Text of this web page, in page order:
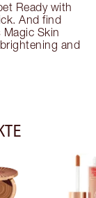
Ready with
And find
Skin
and